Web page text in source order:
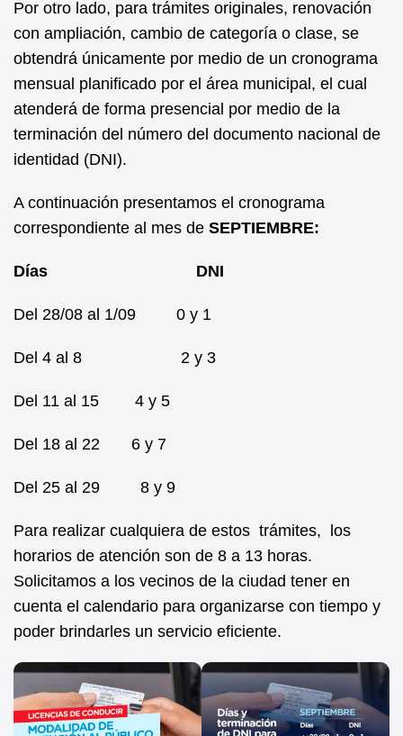
Por otro lado, para trámites originales, renovación
con ampliación, cambio de categoría o clase, se
obtendrá únicamente por medio de un cronograma
mensual planificado por el área municipal, el cual
atenderá de forma presencial por medio de la
terminación del número del documento nacional de
identidad (DNI).
A continuación presentamos el cronograma
correspondiente al mes de SEPTIEMBRE:
Días DNI
Del 28/08 al 1/09 0 y 1
Del 4 al 8 2 y 3
Del 11 al 15 4 y 5
Del 18 al 22 6 y 7
Del 25 al 29 8 y 9
Para realizar cualquiera de estos trámites, los
horarios de atención son de 8 a 13 horas.
Solicitamos a los vecinos de la ciudad tener en
cuenta el calendario para organizarse con tiempo y
poder brindarles un servicio eficiente.